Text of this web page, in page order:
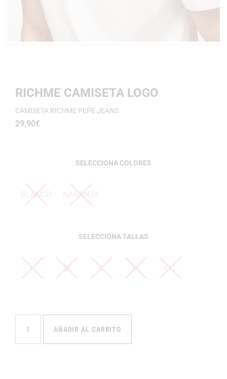
RICHME CAMISETA LOGO
CAMISETA RICHME PEPE JEANS
29,90€
COLORES
BLANCO NARANJA
TALLAS
L M S XL XXL
AÑADIR AL CARRITO